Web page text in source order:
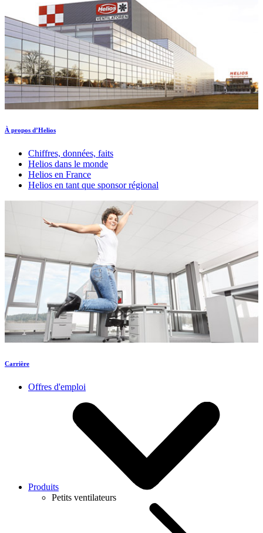
À propos d’Helios
Chiffres, données, faits
Helios dans le monde
Helios en France
Helios en tant que sponsor régional
Carrière
Offres d'emploi
Produits
Petits ventilateurs